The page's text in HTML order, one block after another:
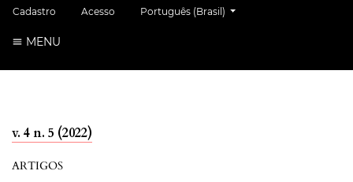
Cadastro Acesso Português (Brasil)
MENU
v. 4 n. 5 (2022)
ARTIGOS